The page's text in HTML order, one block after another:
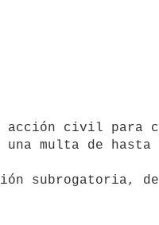
multa de hasta